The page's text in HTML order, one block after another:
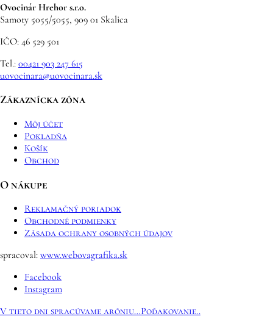
Ovocinár Hrehor s.r.o.
Samoty 5055/5055, 909 01 Skalica
IČO: 46 529 501
Tel.: 00421 903 247 615
uovocinara@uovocinara.sk
Zákaznícka zóna
Môj účet
Pokladňa
Košík
Obchod
O nákupe
Reklamačný poriadok
Obchodné podmienky
Zásada ochrany osobných údajov
spracoval: www.webovagrafika.sk
Facebook
Instagram
V tieto dni spracúvame aróniu…Poďakovanie..